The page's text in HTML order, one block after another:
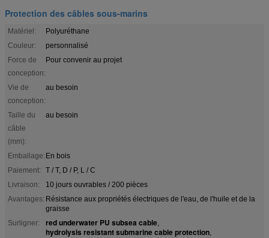
Protection des câbles sous-marins
Matériel:
Polyuréthane
Couleur:
personnalisé
Force de
conception:
Pour convenir au projet
Vie de
conception:
au besoin
Taille du
câble
(mm):
au besoin
Emballage: En bois
Paiement:
T / T, D / P, L / C
Livraison:
10 jours ouvrables / 200 pièces
Avantages: Résistance aux propriétés électriques de l'eau, de l'huile et de la
graisse
Surligner:
red underwater PU subsea cable,
hydrolysis resistant submarine cable protection,